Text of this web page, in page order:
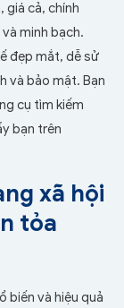
giá cả, chính
minh bạch.
đẹp mắt, dễ sử
và bảo mật. Bạn
cụ tìm kiếm
bạn trên
xã hội
tỏa
biến và hiệu quả